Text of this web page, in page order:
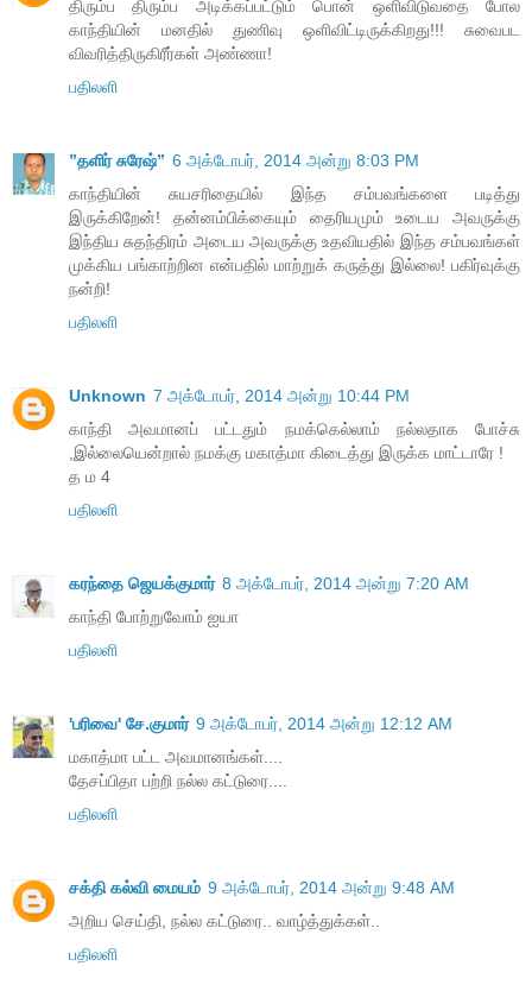
திரும்ப திரும்ப அடிக்கப்பட்டும் பொன் ஒளிவிடுவதை போல
காந்தியின் மனதில் துணிவு ஒளிவிட்டிருக்கிறது!!! சுவைபட
விவரித்திருகிரீர்கள் அண்ணா!
பதிலளி
”தளிர் சுரேஷ்” 6 அக்டோபர், 2014 அன்று 8:03 PM
காந்தியின் சுயசரிதையில் இந்த சம்பவங்களை படித்து
இருக்கிறேன்! தன்னம்பிக்கையும் தைரியமும் உடைய அவருக்கு
இந்திய சுதந்திரம் அடைய அவருக்கு உதவியதில் இந்த சம்பவங்கள்
முக்கிய பங்காற்றின என்பதில் மாற்றுக் கருத்து இல்லை! பகிர்வுக்கு
நன்றி!
பதிலளி
Unknown 7 அக்டோபர், 2014 அன்று 10:44 PM
காந்தி அவமானப் பட்டதும் நமக்கெல்லாம் நல்லதாக போச்சு
,இல்லையென்றால் நமக்கு மகாத்மா கிடைத்து இருக்க மாட்டாரே !
த ம 4
பதிலளி
கரந்தை ஜெயக்குமார் 8 அக்டோபர், 2014 அன்று 7:20 AM
காந்தி போற்றுவோம் ஐயா
பதிலளி
'பரிவை' சே.குமார் 9 அக்டோபர், 2014 அன்று 12:12 AM
மகாத்மா பட்ட அவமானங்கள்....
தேசப்பிதா பற்றி நல்ல கட்டுரை....
பதிலளி
சக்தி கல்வி மையம் 9 அக்டோபர், 2014 அன்று 9:48 AM
அறிய செய்தி, நல்ல கட்டுரை.. வாழ்த்துக்கள்..
பதிலளி